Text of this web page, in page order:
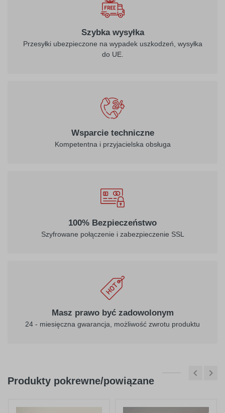
Szybka wysyłka
Przesyłki ubezpieczone na wypadek uszkodzeń, wysyłka
do UE.
Wsparcie techniczne
Kompetentna i przyjacielska obsługa
100% Bezpieczeństwo
Szyfrowane połączenie i zabezpieczenie SSL
Masz prawo być zadowolonym
24 - miesięczna gwarancja, możliwość zwrotu produktu
Produkty pokrewne/powiązane